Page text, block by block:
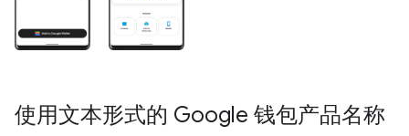
使用文本形式的 Google 钱包产品名称